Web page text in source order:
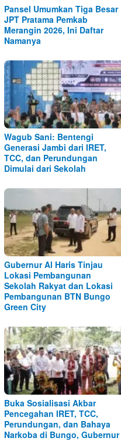
Pansel Umumkan Tiga Besar
JPT Pratama Pemkab
Merangin 2026, Ini Daftar
Namanya
Wagub Sani: Bentengi
Generasi Jambi dari IRET,
TCC, dan Perundungan
Dimulai dari Sekolah
Gubernur Al Haris Tinjau
Lokasi Pembangunan
Sekolah Rakyat dan Lokasi
Pembangunan BTN Bungo
Green City
Buka Sosialisasi Akbar
Pencegahan IRET, TCC,
Perundungan, dan Bahaya
Narkoba di Bungo, Gubernur